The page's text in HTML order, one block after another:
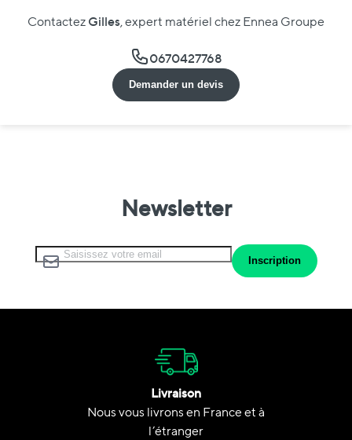
Contactez Gilles, expert matériel chez Ennea Groupe
0670427768
Demander un devis
Newsletter
Inscription à notre lettre d’information :
Inscription
Livraison
Nous vous livrons en France et à
l’étranger